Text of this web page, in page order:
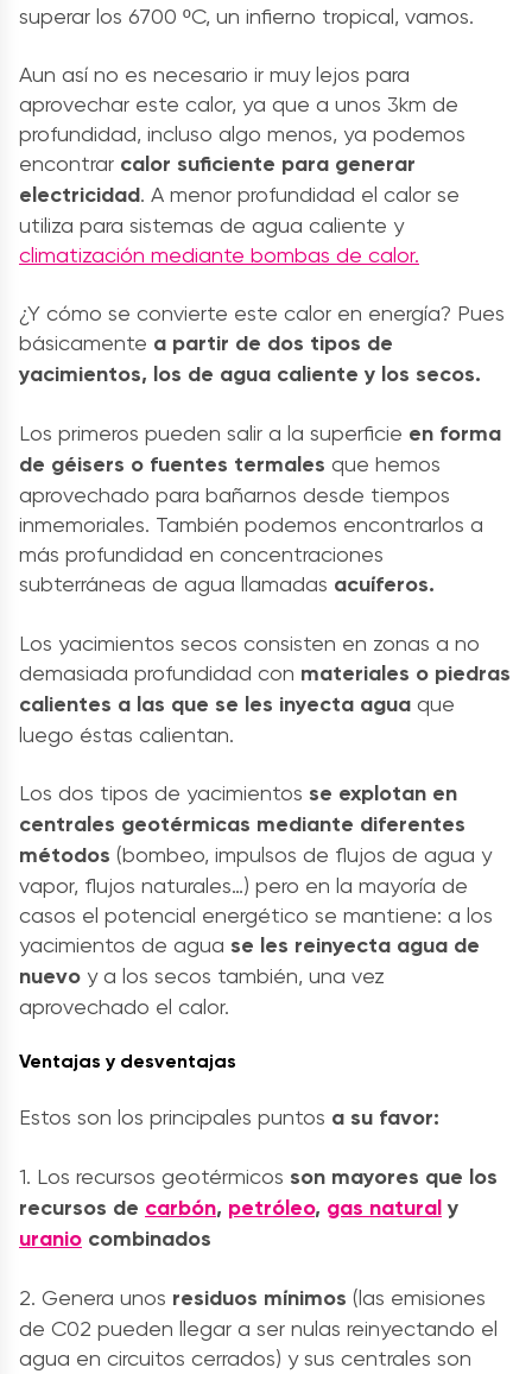
superar los 6700 ºC, un infierno tropical, vamos.
Aun así no es necesario ir muy lejos para
aprovechar este calor, ya que a unos 3km de
profundidad, incluso algo menos, ya podemos
encontrar calor suficiente para generar
electricidad. A menor profundidad el calor se
utiliza para sistemas de agua caliente y
climatización mediante bombas de calor.
¿Y cómo se convierte este calor en energía? Pues
básicamente a partir de dos tipos de
yacimientos, los de agua caliente y los secos.
Los primeros pueden salir a la superficie en forma
de géisers o fuentes termales que hemos
aprovechado para bañarnos desde tiempos
inmemoriales. También podemos encontrarlos a
más profundidad en concentraciones
subterráneas de agua llamadas acuíferos.
Los yacimientos secos consisten en zonas a no
demasiada profundidad con materiales o piedras
calientes a las que se les inyecta agua que
luego éstas calientan.
Los dos tipos de yacimientos se explotan en
centrales geotérmicas mediante diferentes
métodos (bombeo, impulsos de flujos de agua y
vapor, flujos naturales…) pero en la mayoría de
casos el potencial energético se mantiene: a los
yacimientos de agua se les reinyecta agua de
nuevo y a los secos también, una vez
aprovechado el calor.
Ventajas y desventajas
Estos son los principales puntos a su favor:
1. Los recursos geotérmicos son mayores que los
recursos de carbón, petróleo, gas naturaly
uranio combinados
2. Genera unos residuos mínimos (las emisiones
de C02 pueden llegar a ser nulas reinyectando el
agua en circuitos cerrados) y sus centrales son